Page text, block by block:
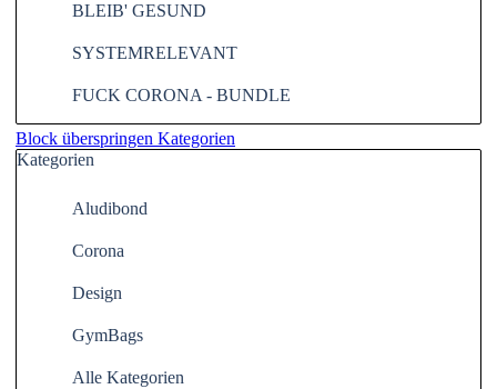
BLEIB' GESUND
SYSTEMRELEVANT
FUCK CORONA - BUNDLE
Block überspringen Kategorien
Kategorien
Aludibond
Corona
Design
GymBags
Alle Kategorien